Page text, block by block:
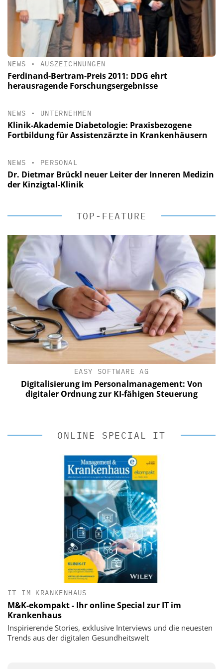
NEWS • AUSZEICHNUNGEN
Ferdinand-Bertram-Preis 2011: DDG ehrt
herausragende Forschungsergebnisse
NEWS • UNTERNEHMEN
Klinik-Akademie Diabetologie: Praxisbezogene
Fortbildung für Assistenzärzte in Krankenhäusern
NEWS • PERSONAL
Dr. Dietmar Brückl neuer Leiter der Inneren Medizin
der Kinzigtal-Klinik
TOP-FEATURE
EASY SOFTWARE AG
Digitalisierung im Personalmanagement: Von
digitaler Ordnung zur KI-fähigen Steuerung
ONLINE SPECIAL IT
IT IM KRANKENHAUS
M&K-ekompakt - Ihr online Special zur IT im
Krankenhaus
Inspirierende Stories, exklusive Interviews und die neuesten
Trends aus der digitalen Gesundheitswelt